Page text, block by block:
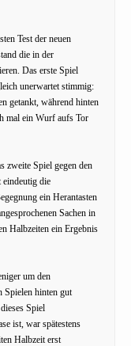
Test der neuen
die in der
Das erste Spiel
unerwartet stimmig:
getankt, während hinten
mal ein Wurf aufs Tor
zweite Spiel gegen den
die
ein Herantasten
Sachen in
Halbzeiten ein Ergebnis
um den
Spielen hinten gut
Spiel
ist, war spätestens
Halbzeit erst